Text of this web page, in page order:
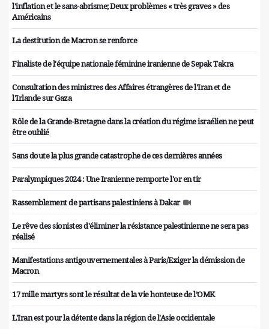
l'inflation et le sans-abrisme; Deux problèmes « très graves » des
Américains
La destitution de Macron se renforce
Finaliste de l'équipe nationale féminine iranienne de Sepak Takra
Consultation des ministres des Affaires étrangères de l'Iran et de
l'Irlande sur Gaza
Rôle de la Grande-Bretagne dans la création du régime israélien ne peut
être oublié
Sans doute la plus grande catastrophe de ces dernières années
Paralympiques 2024 : Une Iranienne remporte l'or en tir
Rassemblement de partisans palestiniens à Dakar
Le rêve des sionistes d'éliminer la résistance palestinienne ne sera pas
réalisé
Manifestations antigouvernementales à Paris/Exiger la démission de
Macron
17 mille martyrs sont le résultat de la vie honteuse de l’OMK
L'Iran est pour la détente dans la région de l'Asie occidentale